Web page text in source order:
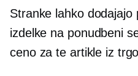
Stranke lahko dodajajo
izdelke na ponudbeni
ceno za te artikle iz